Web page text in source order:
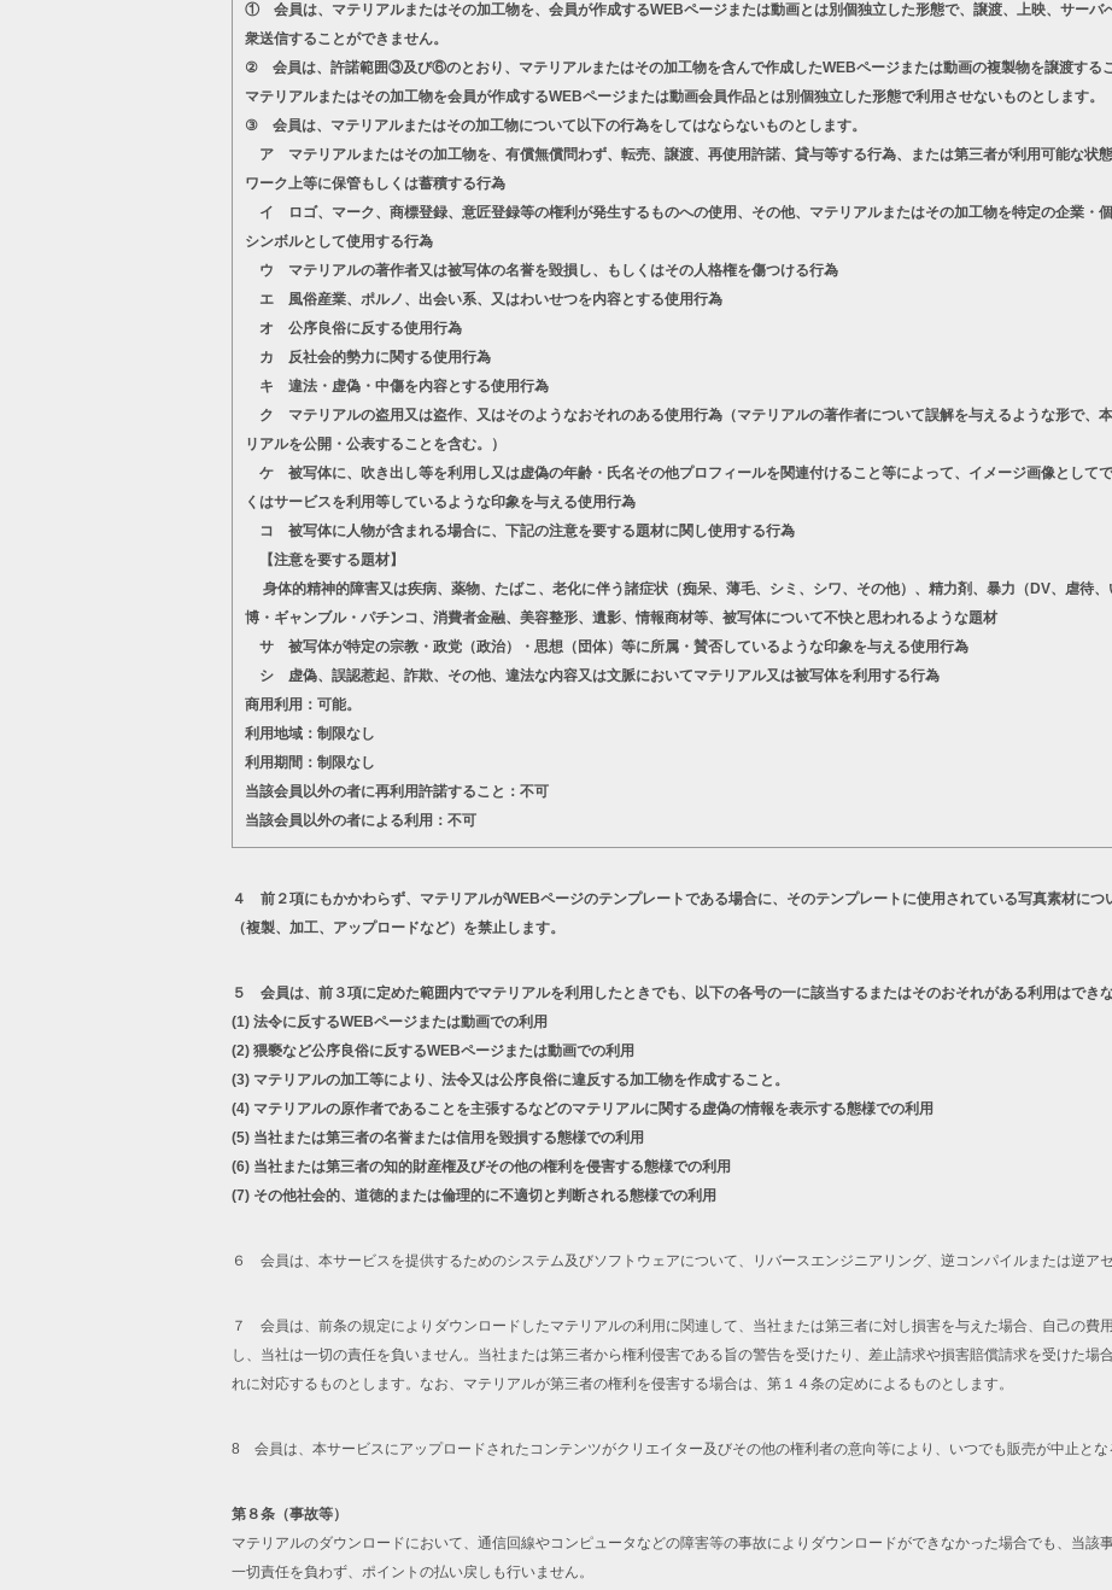
① 会員は、マテリアルまたはその加工物を、会員が作成するWEBページまたは動画とは別個独立した形態で、譲渡、上映、サーバ
衆送信することができません。
② 会員は、許諾範囲③及び⑥のとおり、マテリアルまたはその加工物を含んで作成したWEBページまたは動画の複製物を譲渡する
マテリアルまたはその加工物を会員が作成するWEBページまたは動画会員作品とは別個独立した形態で利用させないものとします。
③ 会員は、マテリアルまたはその加工物について以下の行為をしてはならないものとします。
ア マテリアルまたはその加工物を、有償無償問わず、転売、譲渡、再使用許諾、貸与等する行為、または第三者が利用可能な状
ワーク上等に保管もしくは蓄積する行為
イ ロゴ、マーク、商標登録、意匠登録等の権利が発生するものへの使用、その他、マテリアルまたはその加工物を特定の企業・
シンボルとして使用する行為
ウ マテリアルの著作者又は被写体の名誉を毀損し、もしくはその人格権を傷つける行為
エ 風俗産業、ポルノ、出会い系、又はわいせつを内容とする使用行為
オ 公序良俗に反する使用行為
カ 反社会的勢力に関する使用行為
キ 違法・虚偽・中傷を内容とする使用行為
ク マテリアルの盗用又は盗作、又はそのようなおそれのある使用行為（マテリアルの著作者について誤解を与えるような形で、
リアルを公開・公表することを含む。）
ケ 被写体に、吹き出し等を利用し又は虚偽の年齢・氏名その他プロフィールを関連付けること等によって、イメージ画像として
くはサービスを利用等しているような印象を与える使用行為
コ 被写体に人物が含まれる場合に、下記の注意を要する題材に関し使用する行為
【注意を要する題材】
身体的精神的障害又は疾病、薬物、たばこ、老化に伴う諸症状（痴呆、薄毛、シミ、シワ、その他）、精力剤、暴力（DV、虐待
博・ギャンブル・パチンコ、消費者金融、美容整形、遺影、情報商材等、被写体について不快と思われるような題材
サ 被写体が特定の宗教・政党（政治）・思想（団体）等に所属・賛否しているような印象を与える使用行為
シ 虚偽、誤認惹起、詐欺、その他、違法な内容又は文脈においてマテリアル又は被写体を利用する行為
商用利用：可能。
利用地域：制限なし
利用期間：制限なし
当該会員以外の者に再利用許諾すること：不可
当該会員以外の者による利用：不可
４ 前２項にもかかわらず、マテリアルがWEBページのテンプレートである場合に、そのテンプレートに使用されている写真素材につ
（複製、加工、アップロードなど）を禁止します。
５ 会員は、前３項に定めた範囲内でマテリアルを利用したときでも、以下の各号の一に該当するまたはそのおそれがある利用はできな
(1) 法令に反するWEBページまたは動画での利用
(2) 猥褻など公序良俗に反するWEBページまたは動画での利用
(3) マテリアルの加工等により、法令又は公序良俗に違反する加工物を作成すること。
(4) マテリアルの原作者であることを主張するなどのマテリアルに関する虚偽の情報を表示する態様での利用
(5) 当社または第三者の名誉または信用を毀損する態様での利用
(6) 当社または第三者の知的財産権及びその他の権利を侵害する態様での利用
(7) その他社会的、道徳的または倫理的に不適切と判断される態様での利用
６ 会員は、本サービスを提供するためのシステム及びソフトウェアについて、リバースエンジニアリング、逆コンパイルまたは逆ア
７ 会員は、前条の規定によりダウンロードしたマテリアルの利用に関連して、当社または第三者に対し損害を与えた場合、自己の費
し、当社は一切の責任を負いません。当社または第三者から権利侵害である旨の警告を受けたり、差止請求や損害賠償請求を受けた場
れに対応するものとします。なお、マテリアルが第三者の権利を侵害する場合は、第１４条の定めによるものとします。
8 会員は、本サービスにアップロードされたコンテンツがクリエイター及びその他の権利者の意向等により、いつでも販売が中止とな
第８条（事故等）
マテリアルのダウンロードにおいて、通信回線やコンピュータなどの障害等の事故によりダウンロードができなかった場合でも、当該
一切責任を負わず、ポイントの払い戻しも行いません。